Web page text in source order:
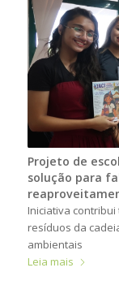
Projeto de
solução para
Iniciativa
resíduos da
ambientais
Leia mais